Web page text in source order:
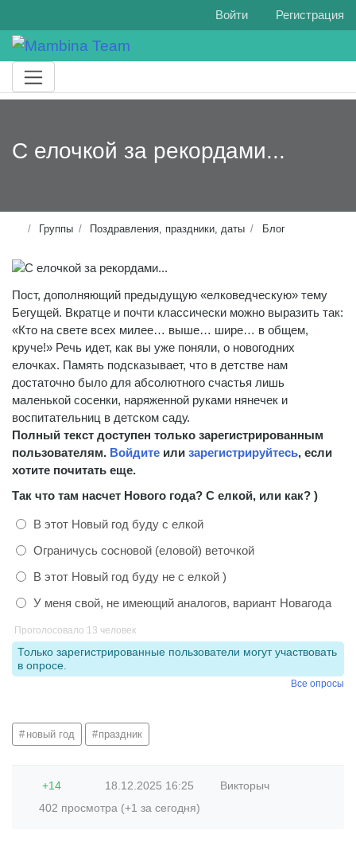
Войти Регистрация
С елочкой за рекордами...
Группы Поздравления, праздники, даты Блог
Пост, дополняющий предыдущую «елковедческую» тему
Бегущей. Вкратце и почти классически можно выразить так:
«Кто на свете всех милее… выше… шире… в общем,
круче!» Речь идет, как вы уже поняли, о новогодних
елочках. Память подсказывает, что в детстве нам
достаточно было для абсолютного счастья лишь
маленькой сосенки, наряженной руками нянечек и
воспитательниц в детском саду.
Полный текст доступен только зарегистрированным
пользователям. Войдите или зарегистрируйтесь, если
хотите почитать еще.
Так что там насчет Нового года? С елкой, или как? )
В этот Новый год буду с елкой
Ограничусь сосновой (еловой) веточкой
В этот Новый год буду не с елкой )
У меня свой, не имеющий аналогов, вариант Новагода
Проголосовало 13 человек
Только зарегистрированные пользователи могут участвовать
в опросе.
Все опросы
новый год праздник
+14 18.12.2025 16:25
Викторыч
402 просмотра (+1 за сегодня)